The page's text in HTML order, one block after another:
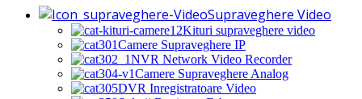
Supraveghere Video
Kituri supraveghere video
Camere Supraveghere IP
NVR Network Video Recorder
Camere Supraveghere Analog
DVR Inregistratoare Video